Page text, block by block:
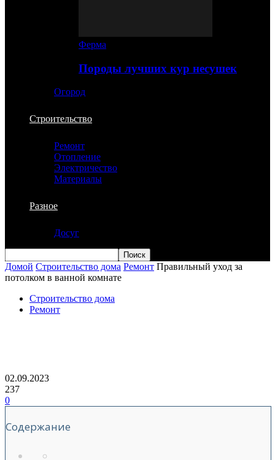
Ферма
Породы лучших кур несушек
Огород
Строительство
Ремонт
Отопление
Электричество
Материалы
Разное
Досуг
Домой Строительство дома Ремонт Правильный уход за
потолком в ванной комнате
Строительство дома
Ремонт
02.09.2023
237
0
Содержание